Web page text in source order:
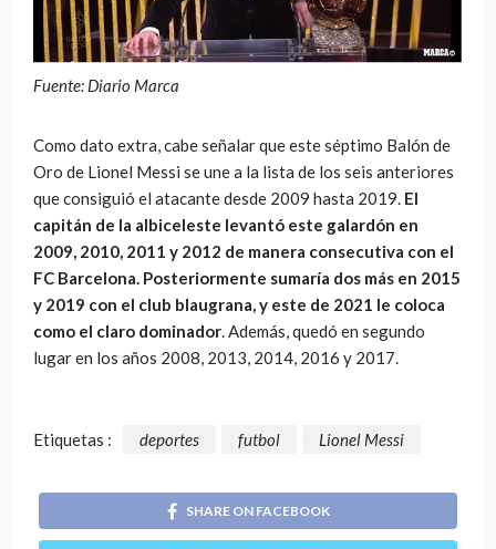
Fuente: Diario Marca
Como dato extra, cabe señalar que este séptimo Balón de
Oro de Lionel Messi se une a la lista de los seis anteriores
que consiguió el atacante desde 2009 hasta 2019. El
capitán de la albiceleste levantó este galardón en
2009, 2010, 2011 y 2012 de manera consecutiva con el
FC Barcelona. Posteriormente sumaría dos más en 2015
y 2019 con el club blaugrana, y este de 2021 le coloca
como el claro dominador. Además, quedó en segundo
lugar en los años 2008, 2013, 2014, 2016 y 2017.
Etiquetas : deportes futbol Lionel Messi
SHARE ON FACEBOOK